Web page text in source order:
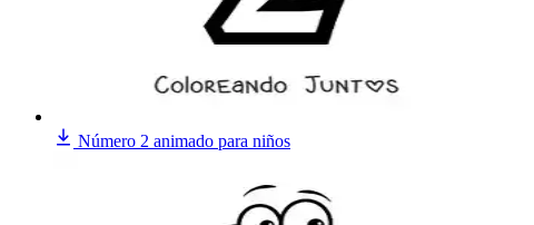
Número 2 animado para niños